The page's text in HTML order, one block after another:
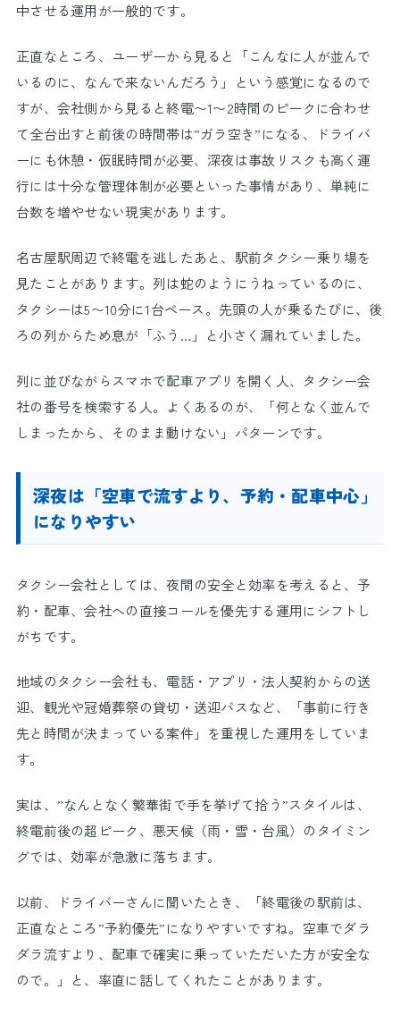
中させる運用が一般的です。
正直なところ、ユーザーから見ると「こんなに人が並んで
いるのに、なんで来ないんだろう」という感覚になるので
すが、会社側から見ると終電〜1〜2時間のピークに合わせ
て全台出すと前後の時間帯は”ガラ空き”になる、ドライバ
ーにも休憩・仮眠時間が必要、深夜は事故リスクも高く運
行には十分な管理体制が必要といった事情があり、単純に
台数を増やせない現実があります。
名古屋駅周辺で終電を逃したあと、駅前タクシー乗り場を
見たことがあります。列は蛇のようにうねっているのに、
タクシーは5〜10分に1台ペース。先頭の人が乗るたびに、後
ろの列からため息が「ふう…」と小さく漏れていました。
列に並びながらスマホで配車アプリを開く人、タクシー会
社の番号を検索する人。よくあるのが、「何となく並んで
しまったから、そのまま動けない」パターンです。
深夜は「空車で流すより、予約・配車中心」
になりやすい
タクシー会社としては、夜間の安全と効率を考えると、予
約・配車、会社への直接コールを優先する運用にシフトし
がちです。
地域のタクシー会社も、電話・アプリ・法人契約からの送
迎、観光や冠婚葬祭の貸切・送迎バスなど、「事前に行き
先と時間が決まっている案件」を重視した運用をしていま
す。
実は、”なんとなく繁華街で手を挙げて拾う”スタイルは、
終電前後の超ピーク、悪天候（雨・雪・台風）のタイミン
グでは、効率が急激に落ちます。
以前、ドライバーさんに聞いたとき、「終電後の駅前は、
正直なところ”予約優先”になりやすいですね。空車でダラ
ダラ流すより、配車で確実に乗っていただいた方が安全な
ので。」と、率直に話してくれたことがあります。